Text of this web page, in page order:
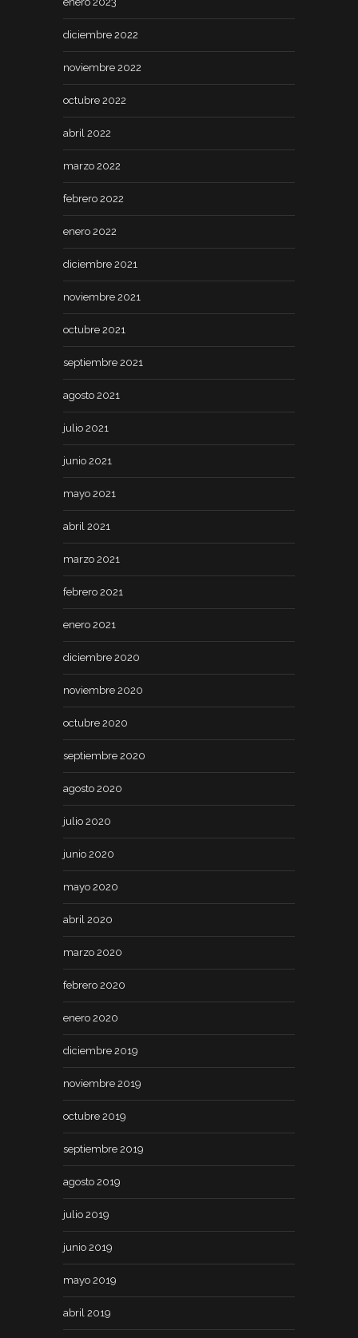
diciembre 2022
noviembre 2022
octubre 2022
abril 2022
marzo 2022
febrero 2022
enero 2022
diciembre 2021
noviembre 2021
octubre 2021
septiembre 2021
agosto 2021
julio 2021
junio 2021
mayo 2021
abril 2021
marzo 2021
febrero 2021
enero 2021
diciembre 2020
noviembre 2020
octubre 2020
septiembre 2020
agosto 2020
julio 2020
junio 2020
mayo 2020
abril 2020
marzo 2020
febrero 2020
enero 2020
diciembre 2019
noviembre 2019
octubre 2019
septiembre 2019
agosto 2019
julio 2019
junio 2019
mayo 2019
abril 2019